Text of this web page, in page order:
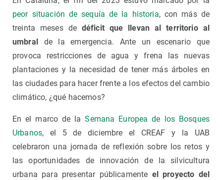
peor situación de sequía de la historia, con más de
treinta meses de déficit que llevan al territorio al
umbral de la emergencia. Ante un escenario que
provoca restricciones de agua y frena las nuevas
plantaciones y la necesidad de tener más árboles en
las ciudades para hacer frente a los efectos del cambio
climático, ¿qué hacemos?
En el marco de laSemana Europea de los Bosques
Urbanos, el 5 de diciembre el CREAF y la UAB
celebraron una jornada de reflexión sobre los retos y
las oportunidades de innovación de la silvicultura
urbana para presentar públicamente el proyecto del